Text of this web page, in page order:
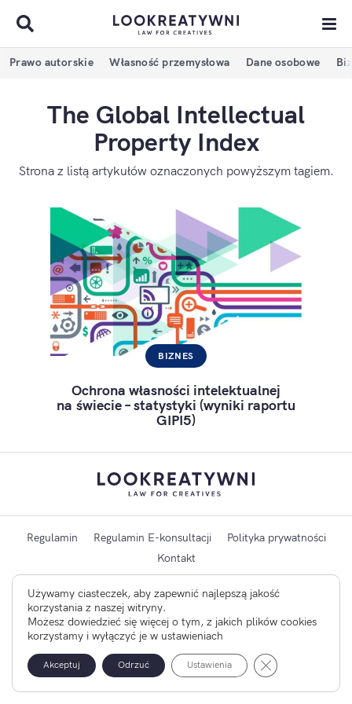
Prawo autorskie Własność przemysłowa Dane osobowe
The Global Intellectual
Property Index
Strona z listą artykułów oznaczonych powyższym tagiem.
BIZNES
Ochrona własności intelektualnej
na świecie – statystyki (wyniki raportu
GIPI5)
Regulamin Regulamin E-konsultacji
Polityka prywatności
Kontakt
Projekt i realizacja strony: OH! Studio
×
Korzystając ze strony zgadzasz się na używanie plików
cookies, które są instalowane na Twoim urządzeniu. Więcej
o plikach cookies oraz o możliwościach zmiany ich ustawień
dowiesz się w Polityce Prywatności.
Używamy ciasteczek, aby zapewnić najlepszą jakość
korzystania z naszej witryny.
Możesz dowiedzieć się więcej o tym, z jakich plików cookies
korzystamy i wyłączyć je w ustawieniach
Akceptuj Odrzuć Ustawienia Zamknij panel